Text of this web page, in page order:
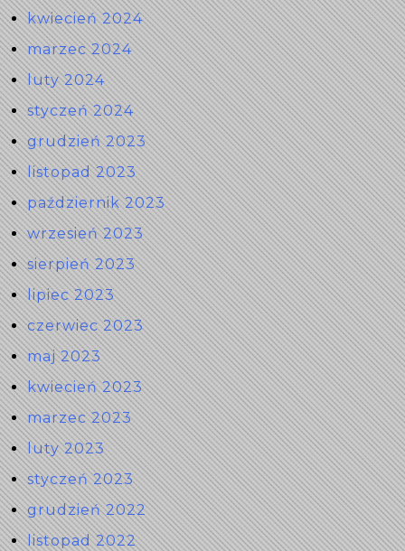
kwiecień 2024
marzec 2024
luty 2024
styczeń 2024
grudzień 2023
listopad 2023
październik 2023
wrzesień 2023
sierpień 2023
lipiec 2023
czerwiec 2023
maj 2023
kwiecień 2023
marzec 2023
luty 2023
styczeń 2023
grudzień 2022
listopad 2022